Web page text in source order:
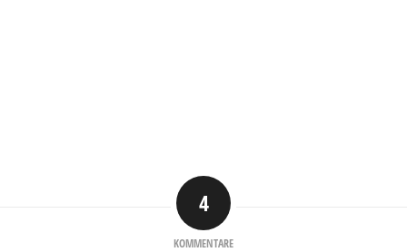
4
KOMMENTARE